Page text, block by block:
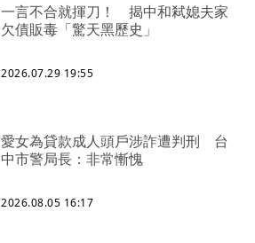
一言不合就揮刀！ 揭中和弒媳夫家
欠債販毒「驚天黑歷史」
2026.07.29 19:55
愛女為貸款成人頭戶涉詐遭判刑 台
中市警局長：非常慚愧
2026.08.05 16:17